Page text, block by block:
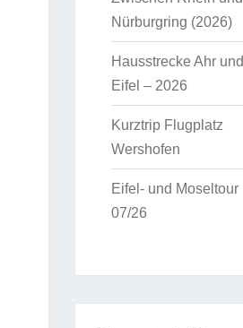
Nürburgring (2026)
Hausstrecke Ahr und
Eifel – 2026
Kurztrip Flugplatz
Wershofen
Eifel- und Moseltour
07/26